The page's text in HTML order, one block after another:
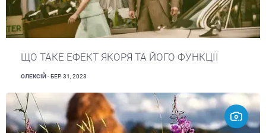
ЩО ТАКЕ ЕФЕКТ ЯКОРЯ ТА ЙОГО ФУНКЦІЇ
ОЛЕКСІЙ - БЕР. 31, 2023